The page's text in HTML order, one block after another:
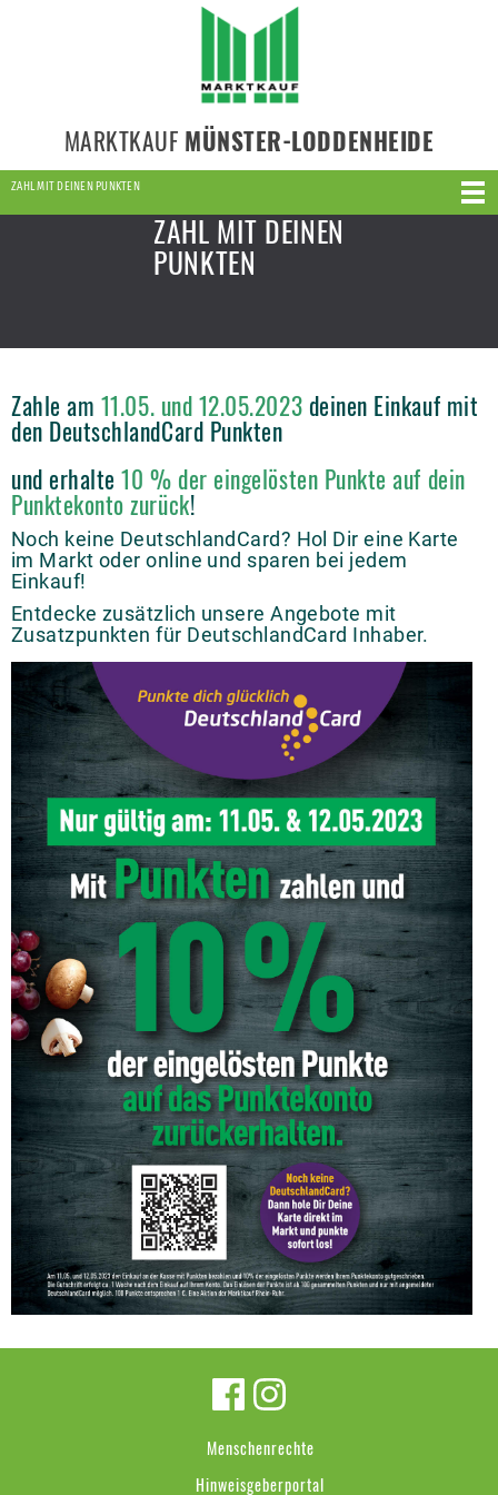
MARKTKAUF MÜNSTER-LODDENHEIDE
ZAHL MIT DEINEN PUNKTEN
ZAHL MIT DEINEN
PUNKTEN
Zahle am 11.05. und 12.05.2023 deinen Einkauf mit
den DeutschlandCard Punkten
und erhalte10 % der eingelösten Punkte auf dein
Punktekonto zurück!
Noch keine DeutschlandCard? Hol Dir eine Karte
im Markt oder online und sparen bei jedem
Einkauf!
Entdecke zusätzlich unsere Angebote mit
Zusatzpunkten für DeutschlandCard Inhaber.
Menschenrechte
Hinweisgeberportal